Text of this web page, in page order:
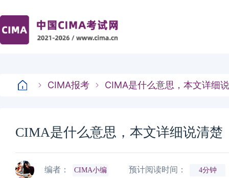
CIMA报考 CIMA是什么意思，本文详细
CIMA是什么意思，本文详细说清楚
编者： CIMA小编 预计阅读时间： 4分钟